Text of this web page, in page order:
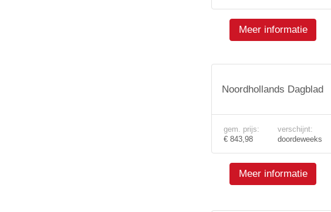
Meer informatie
Noordhollands Dagblad
gem. prijs:
€ 843,98
verschijnt:
doordeweeks
Meer informatie